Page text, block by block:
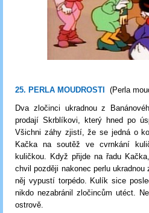
25. PERLA MOUDROSTI (Perla
Dva zločinci ukradnou z
prodají Skrblíkovi, který hned po
Všichni záhy zjistí, že se jedná o
Kačka na soutěž ve cvrnkání
kuličkou. Když přijde na řadu
chvil později nakonec perlu
něj vypustí torpédo. Kulík sice
nikdo nezabránil zločincům utéct.
ostrově.